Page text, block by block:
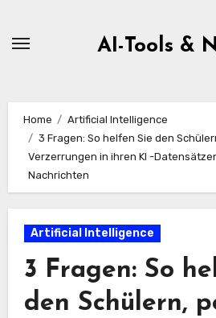
AI-Tools &
Home
Artificial Intelligence
3 Fragen: So helfen Sie den
Verzerrungen in ihren KI -
Nachrichten
Artificial Intelligence
3 Fragen: So
den Schülern,